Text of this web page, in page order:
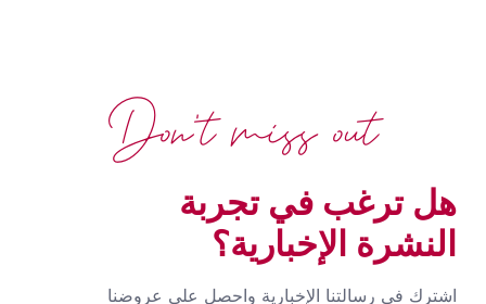
هل ترغب في تجربة
النشرة الإخبارية؟
اشترك في رسالتنا الإخبارية واحصل على عروضنا
Don't miss out